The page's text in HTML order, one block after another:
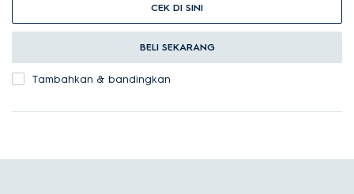
CEK DI SINI
BELI SEKARANG
Tambahkan & bandingkan